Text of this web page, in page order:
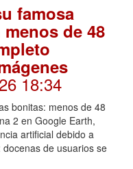
famosa
de 48
18:34
bonitas: menos de 48
2 en Google Earth,
artificial debido a
docenas de usuarios se